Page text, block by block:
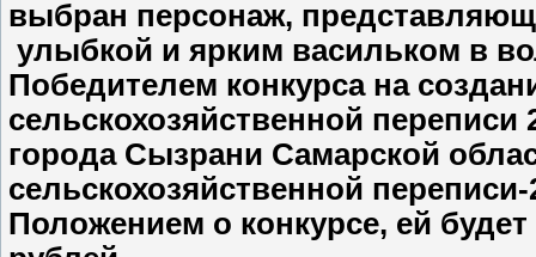
выбран персонаж,
улыбкой и ярким васильком в
Победителем конкурса на
сельскохозяйственной переписи
города Сызрани Самарской
сельскохозяйственной
Положением о конкурсе, ей